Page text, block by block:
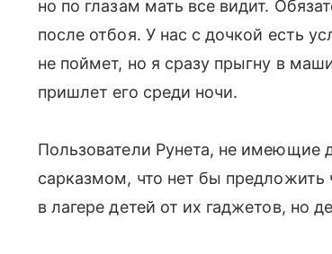
но по глазам мать все видит.
после отбоя. У нас с дочкой есть
не поймет, но я сразу прыгну в
пришлет его среди ночи.
Пользователи Рунета, не имеющие
сарказмом, что нет бы предложить
в лагере детей от их гаджетов, но